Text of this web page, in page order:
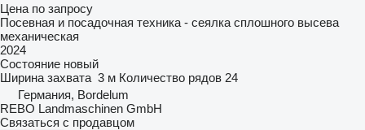
Цена по запросу
Посевная и посадочная техника - сеялка сплошного высева
механическая
2024
Состояние новый
Ширина захвата 3 м Количество рядов 24
Германия, Bordelum
REBO Landmaschinen GmbH
Связаться с продавцом